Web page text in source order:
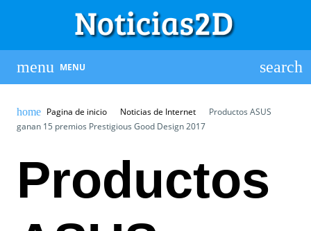
MENU
Pagina de inicio Noticias de Internet
Productos ASUS
ganan 15 premios Prestigious Good Design 2017
Productos